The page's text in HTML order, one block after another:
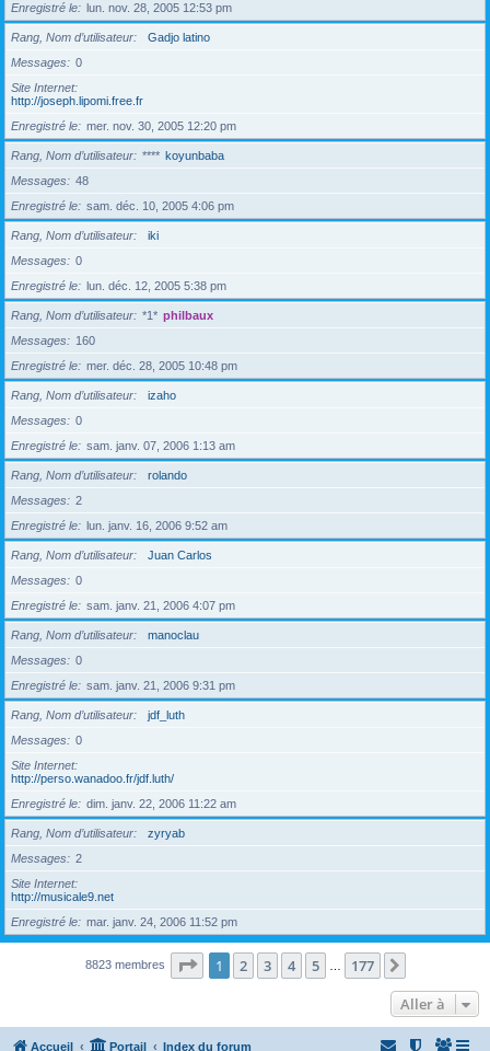
Enregistré le
lun. nov. 28, 2005 12:53 pm
Rang, Nom d’utilisateur
Gadjo latino
Messages
0
Site Internet
http://joseph.lipomi.free.fr
Enregistré le
mer. nov. 30, 2005 12:20 pm
Rang, Nom d’utilisateur **** koyunbaba
Messages
48
Enregistré le
sam. déc. 10, 2005 4:06 pm
Rang, Nom d’utilisateur
iki
Messages
0
Enregistré le
lun. déc. 12, 2005 5:38 pm
Rang, Nom d’utilisateur *1* philbaux
Messages
160
Enregistré le
mer. déc. 28, 2005 10:48 pm
Rang, Nom d’utilisateur
izaho
Messages
0
Enregistré le
sam. janv. 07, 2006 1:13 am
Rang, Nom d’utilisateur
rolando
Messages
2
Enregistré le
lun. janv. 16, 2006 9:52 am
Rang, Nom d’utilisateur
Juan Carlos
Messages
0
Enregistré le
sam. janv. 21, 2006 4:07 pm
Rang, Nom d’utilisateur
manoclau
Messages
0
Enregistré le
sam. janv. 21, 2006 9:31 pm
Rang, Nom d’utilisateur
jdf_luth
Messages
0
Site Internet
http://perso.wanadoo.fr/jdf.luth/
Enregistré le
dim. janv. 22, 2006 11:22 am
Rang, Nom d’utilisateur
zyryab
Messages
2
Site Internet
http://musicale9.net
Enregistré le
mar. janv. 24, 2006 11:52 pm
8823 membres Page 1sur177
1 2 3 4 5 177
Aller à
Accueil Portail Index du forum